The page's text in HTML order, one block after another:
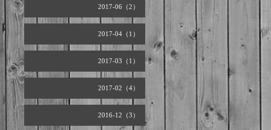
2017-06（2）
2017-04（1）
2017-03（1）
2017-02（4）
2016-12（3）